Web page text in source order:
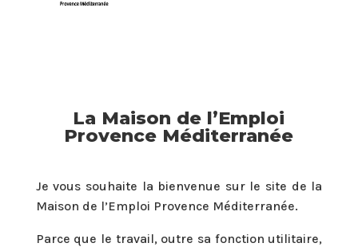
La Maison de l’Emploi
Provence Méditerranée
Je vous souhaite la bienvenue sur le site de la
Maison de l’Emploi Provence Méditerranée.
Parce que le travail, outre sa fonction utilitaire,